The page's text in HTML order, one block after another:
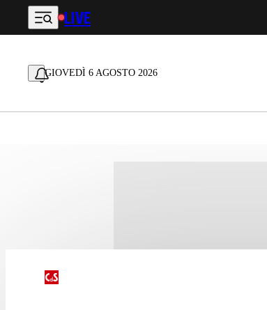
Vai al contenuto principale
LIVE
GIOVEDÌ 6 AGOSTO 2026